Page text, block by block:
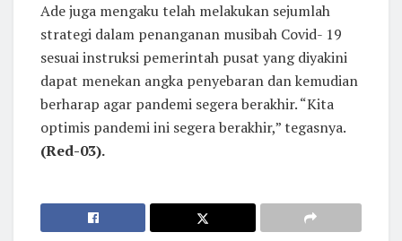
Ade juga mengaku telah melakukan sejumlah
strategi dalam penanganan musibah Covid- 19
sesuai instruksi pemerintah pusat yang diyakini
dapat menekan angka penyebaran dan kemudian
berharap agar pandemi segera berakhir. “Kita
optimis pandemi ini segera berakhir,” tegasnya.
(Red-03).